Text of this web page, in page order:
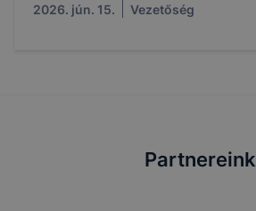
2026. jún. 15. Vezetőség
Partnereink